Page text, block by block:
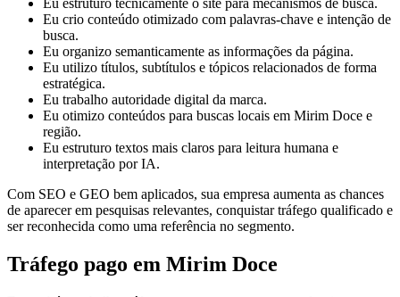
Eu estruturo tecnicamente o site para mecanismos de busca.
Eu crio conteúdo otimizado com palavras-chave e intenção de
busca.
Eu organizo semanticamente as informações da página.
Eu utilizo títulos, subtítulos e tópicos relacionados de forma
estratégica.
Eu trabalho autoridade digital da marca.
Eu otimizo conteúdos para buscas locais em Mirim Doce e
região.
Eu estruturo textos mais claros para leitura humana e
interpretação por IA.
Com SEO e GEO bem aplicados, sua empresa aumenta as chances
de aparecer em pesquisas relevantes, conquistar tráfego qualificado e
ser reconhecida como uma referência no segmento.
Tráfego pago em Mirim Doce